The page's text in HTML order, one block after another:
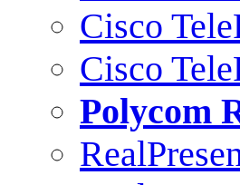
Cisco
Cisco
Polycom